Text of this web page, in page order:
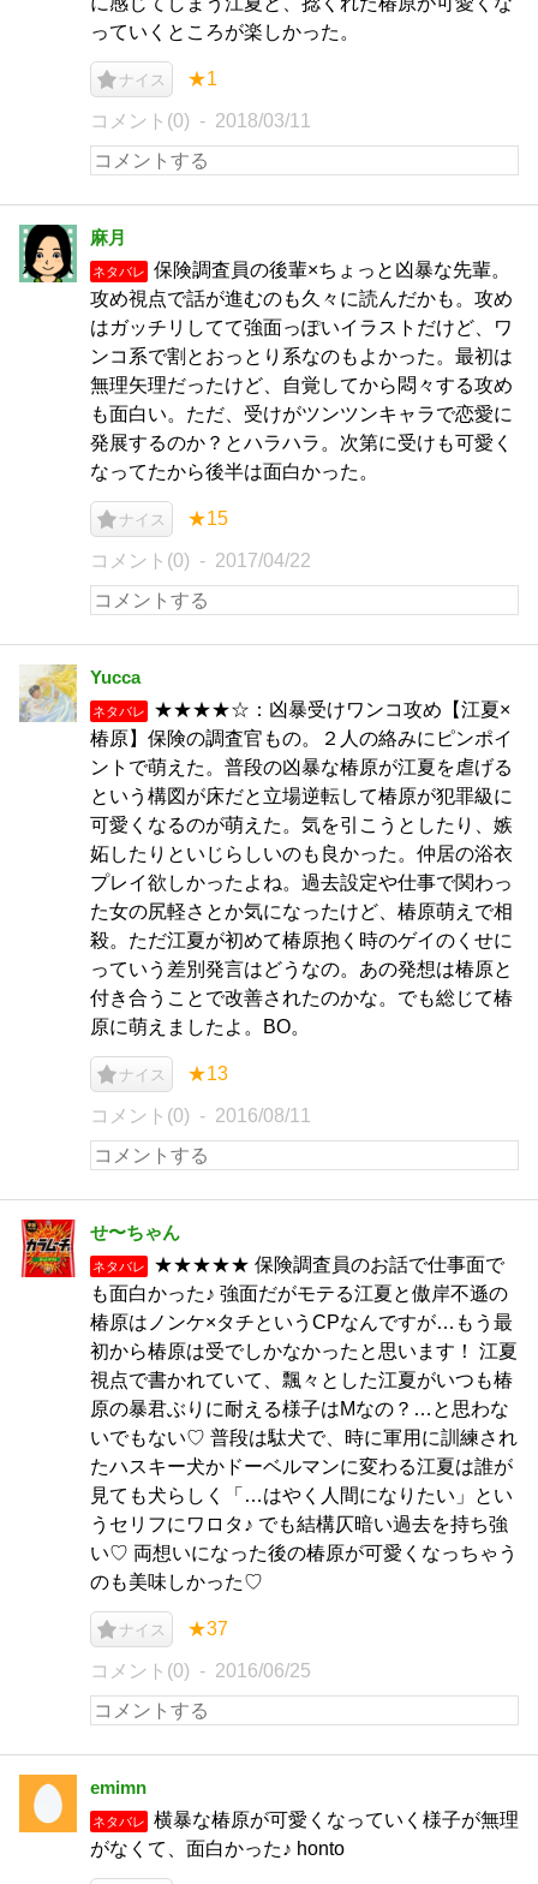
っていくところが楽しかった。
ナイス ★1
コメント(0) 2018/03/11
麻月
ネタバレ
保険調査員の後輩×ちょっと凶暴な先輩。
攻め視点で話が進むのも久々に読んだかも。攻め
はガッチリしてて強面っぽいイラストだけど、ワ
ンコ系で割とおっとり系なのもよかった。最初は
無理矢理だったけど、自覚してから悶々する攻め
も面白い。ただ、受けがツンツンキャラで恋愛に
発展するのか？とハラハラ。次第に受けも可愛く
なってたから後半は面白かった。
ナイス ★15
コメント(0) 2017/04/22
Yucca
ネタバレ
★★★★☆：凶暴受けワンコ攻め【江夏×
椿原】保険の調査官もの。２人の絡みにピンポイ
ントで萌えた。普段の凶暴な椿原が江夏を虐げる
という構図が床だと立場逆転して椿原が犯罪級に
可愛くなるのが萌えた。気を引こうとしたり、嫉
妬したりといじらしいのも良かった。仲居の浴衣
プレイ欲しかったよね。過去設定や仕事で関わっ
た女の尻軽さとか気になったけど、椿原萌えで相
殺。ただ江夏が初めて椿原抱く時のゲイのくせに
っていう差別発言はどうなの。あの発想は椿原と
付き合うことで改善されたのかな。でも総じて椿
原に萌えましたよ。BO。
ナイス ★13
コメント(0) 2016/08/11
せ〜ちゃん
ネタバレ
★★★★★ 保険調査員のお話で仕事面で
も面白かった♪ 強面だがモテる江夏と傲岸不遜の
椿原はノンケ×タチというCPなんですが…もう最
初から椿原は受でしかなかったと思います！ 江夏
視点で書かれていて、飄々とした江夏がいつも椿
原の暴君ぶりに耐える様子はMなの？…と思わな
いでもない♡ 普段は駄犬で、時に軍用に訓練され
たハスキー犬かドーベルマンに変わる江夏は誰が
見ても犬らしく「…はやく人間になりたい」とい
うセリフにワロタ♪ でも結構仄暗い過去を持ち強
い♡ 両想いになった後の椿原が可愛くなっちゃう
のも美味しかった♡
ナイス ★37
コメント(0) 2016/06/25
emimn
ネタバレ
横暴な椿原が可愛くなっていく様子が無理
がなくて、面白かった♪ honto